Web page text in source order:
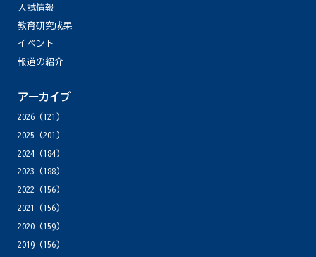
入試情報
教育研究成果
イベント
報道の紹介
アーカイブ
2026(121)
2025 (201)
2024(184)
2023 (188)
2022 (156)
2021
(156)
2020(159)
2019(156)